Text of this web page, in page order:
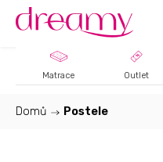
Matrace Outlet
Domů / Postele